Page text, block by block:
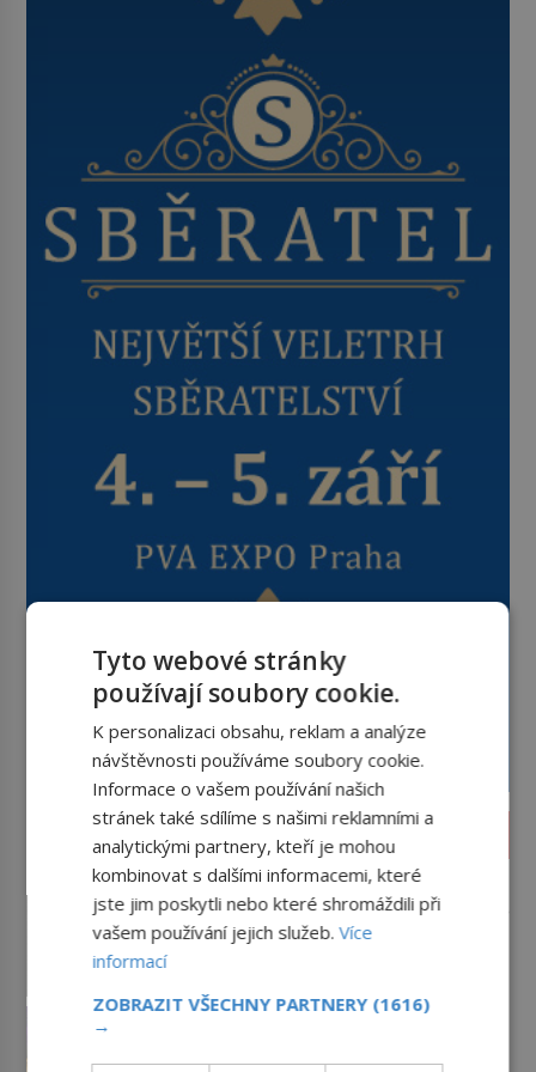
ZAJÍMAVOSTI
Fenomenální skladatel Richard
Wagner: Půjčuje si peníze a už
je nevrací!
Otec mu zemře na tyfus, když je mu
Geyer (1779–1821). Je o pět let
Levandule: Fialová nádhera s
Tyto webové stránky
používají soubory cookie.
K personalizaci obsahu, reklam a analýze
návštěvnosti používáme soubory cookie.
Informace o vašem používání našich
stránek také sdílíme s našimi reklamními a
analytickými partnery, kteří je mohou
kombinovat s dalšími informacemi, které
jste jim poskytli nebo které shromáždili při
vašem používání jejich služeb.Více
informací
ZOBRAZIT VŠECHNY PARTNERY (1616)
→